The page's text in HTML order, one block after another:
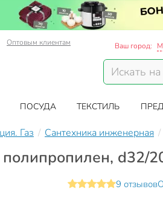
Оптовым клиентам Ваш город:
ПОСУДА ТЕКСТИЛЬ
Газ Сантехника инженерная
d32/
9 отзывов